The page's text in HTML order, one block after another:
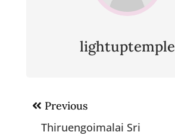
lightuptemple
Post
navigation
Previous
Thiruengoimalai Sri